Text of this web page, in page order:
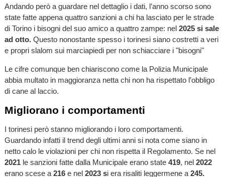
Andando però a guardare nel dettaglio i dati, l’anno scorso sono
state fatte appena quattro sanzioni a chi ha lasciato per le strade
di Torino i bisogni del suo amico a quattro zampe: nel2025 si sale
ad otto.Questo nonostante spesso i torinesi siano costretti a veri
e propri slalom sui marciapiedi per non schiacciare i "bisogni"
Le cifre comunque ben chiariscono come la Polizia Municipale
abbia multato in maggioranza netta chi non ha rispettato l’obbligo
di cane al laccio.
Migliorano i comportamenti
I torinesi però stanno migliorando i loro comportamenti.
Guardando infatti il trend degli ultimi anni si nota come siano in
netto calo le violazioni per chi non rispetta il Regolamento. Se nel
2021 le sanzioni fatte dalla Municipale erano state 419, nel 2022
erano scese a 216 e nel2023 si era risaliti leggermene a 245.